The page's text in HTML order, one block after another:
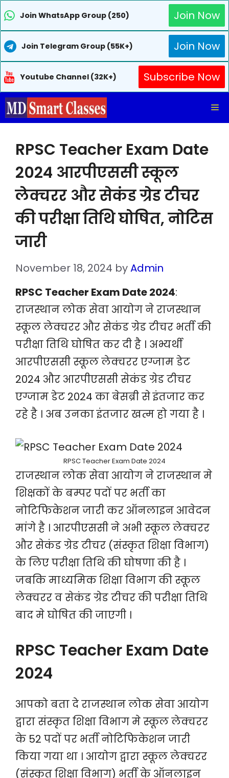
Join WhatsApp Group (250) Join Now
Join Telegram Group (55K+) Join Now
Youtube Channel (32K+)
Subscribe Now
Skip
to
RPSC Teacher Exam Date
2024 आरपीएससी स्कूल
लेक्चरर और सेकंड ग्रेड टीचर
की परीक्षा तिथि घोषित, नोटिस
जारी
November 18, 2024 byAdmin
RPSC Teacher Exam Date 2024:
राजस्थान लोक सेवा आयोग ने राजस्थान
स्कूल लेक्चरर और सेकंड ग्रेड टीचर भर्ती की
परीक्षा तिथि घोषित कर दी है । अभ्यर्थी
आरपीएससी स्कूल लेक्चरर एग्जाम डेट
2024 और आरपीएससी सेकंड ग्रेड टीचर
एग्जाम डेट 2024 का बेसब्री से इंतजार कर
रहे है । अब उनका इंतजार खत्म हो गया है ।
RPSC Teacher Exam Date 2024
राजस्थान लोक सेवा आयोग ने राजस्थान मे
शिक्षकों के बम्पर पदों पर भर्ती का
नोटिफिकेशन जारी कर ऑनलाइन आवेदन
मांगे है । आरपीएससी ने अभी स्कूल लेक्चरर
और सेकंड ग्रेड टीचर (संस्कृत शिक्षा विभाग)
के लिए परीक्षा तिथि की घोषणा की है ।
जबकि माध्यमिक शिक्षा विभाग की स्कूल
लेक्चरर व सेकंड ग्रेड टीचर की परीक्षा तिथि
बाद मे घोषित की जाएगी ।
RPSC Teacher Exam Date
2024
आपको बता दे राजस्थान लोक सेवा आयोग
द्वारा संस्कृत शिक्षा विभाग मे स्कूल लेक्चरर
के 52 पदों पर भर्ती नोटिफिकेशन जारी
किया गया था । आयोग द्वारा स्कूल लेक्चरर
(संस्कृत शिक्षा विभाग) भर्ती के ऑनलाइन